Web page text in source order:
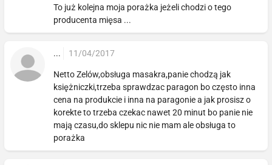
To już kolejna moja porażka jeżeli chodzi o tego
producenta mięsa ...
... 11/04/2017
Netto Zelów,obsługa masakra,panie chodzą jak
księżniczki,trzeba sprawdzac paragon bo często inna
cena na produkcie i inna na paragonie a jak prosisz o
korekte to trzeba czekac nawet 20 minut bo panie nie
mają czasu,do sklepu nic nie mam ale obsługa to
porażka